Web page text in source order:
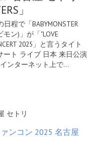
」
程で「BABYMONSTER
ン)」が「"LOVE
2025」と言うタイト
ート ライブ 日本 来日公演
ンターネット上で…
セトリ